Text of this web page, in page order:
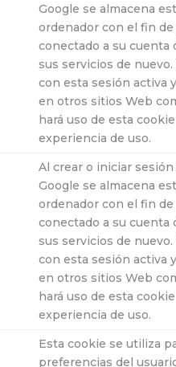
Google se almacena
ordenador con el fin
conectado a su cuenta
sus servicios de
con esta sesión activa
en otros sitios Web
hará uso de esta
experiencia de uso.
Al crear o iniciar
Google se almacena
ordenador con el fin
conectado a su cuenta
sus servicios de
con esta sesión activa
en otros sitios Web
hará uso de esta
experiencia de uso.
Esta cookie se utiliza
preferencias del